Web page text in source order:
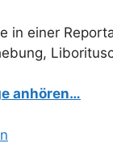
in einer
anhören…